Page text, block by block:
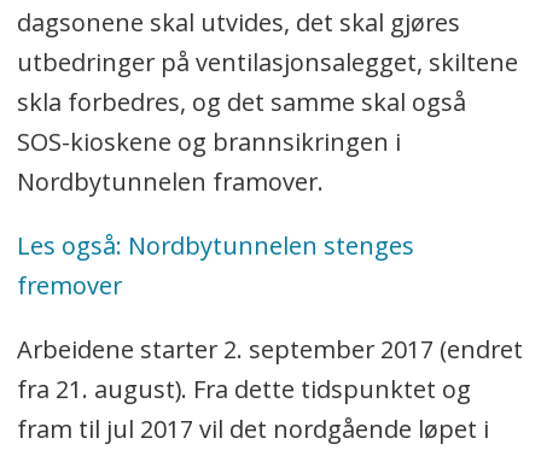
dagsonene skal utvides, det skal gjøres
utbedringer på ventilasjonsalegget, skiltene
skla forbedres, og det samme skal også
SOS-kioskene og brannsikringen i
Nordbytunnelen framover.
Les også: Nordbytunnelen stenges
fremover
Arbeidene starter 2. september 2017 (endret
fra 21. august). Fra dette tidspunktet og
fram til jul 2017 vil det nordgående løpet i